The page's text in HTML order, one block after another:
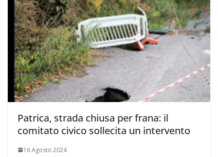
Patrica, strada chiusa per frana: il
comitato civico sollecita un intervento
16 Agosto 2024